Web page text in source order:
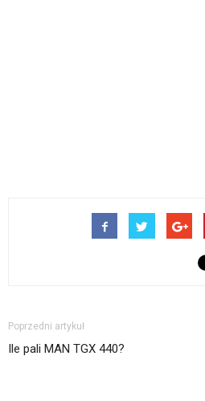
Poprzedni artykuł
Ile pali MAN TGX 440?